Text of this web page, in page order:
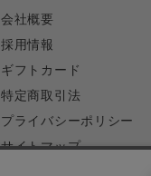
会社概要
採用情報
ギフトカード
特定商取引法
プライバシーポリシー
サイトマップ